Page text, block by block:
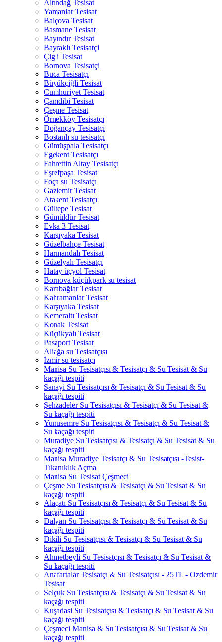
Altındağ Tesisat
Yamanlar Tesisat
Balçova Tesisat
Basmane Tesisat
Bayındır Tesisat
Bayraklı Tesisatçi
Çigli Tesisat
Bornova Tesisatçi
Buca Tesisatçı
Büyükçiğli Tesisat
Cumhuriyet Tesisat
Çamdibi Tesisat
Çeşme Tesisat
Örnekköy Tesisatçı
Doğançay Tesisatçı
Bostanlı su tesisatçı
Gümüşpala Tesisatçı
Egekent Tesisatçı
Fahrettin Altay Tesisatçı
Eşrefpaşa Tesisat
Foça su Tesisatçı
Gaziemir Tesisat
Atakent Tesisatçı
Gültepe Tesisat
Gümüldür Tesisat
Evka 3 Tesisat
Karşıyaka Tesisat
Güzelbahçe Tesisat
Harmandalı Tesisat
Güzelyalı Tesisatçı
Hatay üçyol Tesisat
Bornova küçükpark su tesisat
Karabağlar Tesisat
Kahramanlar Tesisat
Karşıyaka Tesisat
Kemeraltı Tesisat
Konak Tesisat
Küçükyalı Tesisat
Pasaport Tesisat
Aliağa su Tesisatçısı
İzmir su tesisatçı
Manisa Su Tesisatçısı & Tesisatçı & Su Tesisat & Su
kaçağı tespiti
Sanayi Su Tesisatçısı & Tesisatçı & Su Tesisat & Su
kaçağı tespiti
Şehzadeler Su Tesisatçısı & Tesisatçı & Su Tesisat &
Su kaçağı tespiti
Yunusemre Su Tesisatçısı & Tesisatçı & Su Tesisat &
Su kaçağı tespiti
Muradiye Su Tesisatçısı & Tesisatçı & Su Tesisat & Su
kaçağı tespiti
Manisa Muradiye Tesisatçı & Su Tesisatçısı -Tesist-
Tıkanıklık Açma
Manisa Su Tesisat Çeşmeci
Çeşme Su Tesisatçısı & Tesisatçı & Su Tesisat & Su
kaçağı tespiti
Alaçatı Su Tesisatçısı & Tesisatçı & Su Tesisat & Su
kaçağı tespiti
Dalyan Su Tesisatçısı & Tesisatçı & Su Tesisat & Su
kaçağı tespiti
Dikili Su Tesisatçısı & Tesisatçı & Su Tesisat & Su
kaçağı tespiti
Ahmetbeyli Su Tesisatçısı & Tesisatçı & Su Tesisat &
Su kaçağı tespiti
Anafartalar Tesisatçı & Su Tesisatçısı - 25TL - Ozdemir
Tesisat
Selçuk Su Tesisatçısı & Tesisatçı & Su Tesisat & Su
kaçağı tespiti
Kuşadasi Su Tesisatçısı & Tesisatçı & Su Tesisat & Su
kaçağı tespiti
Çeşmeci Manisa & Su Tesisatçısı & Su Tesisat & Su
kaçağı tespiti